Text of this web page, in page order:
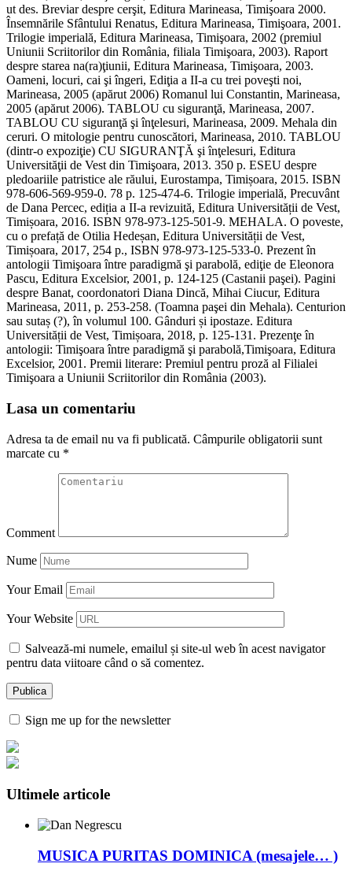
ut des. Breviar despre cerşit, Editura Marineasa, Timişoara 2000.
Însemnările Sfântului Renatus, Editura Marineasa, Timişoara, 2001.
Trilogie imperială, Editura Marineasa, Timişoara, 2002 (premiul
Uniunii Scriitorilor din România, filiala Timişoara, 2003). Raport
despre starea na(ra)ţiunii, Editura Marineasa, Timişoara, 2003.
Oameni, locuri, cai şi îngeri, Ediţia a II-a cu trei poveşti noi,
Marineasa, 2005 (apărut 2006) Romanul lui Constantin, Marineasa,
2005 (apărut 2006). TABLOU cu siguranţă, Marineasa, 2007.
TABLOU CU siguranţă şi înţelesuri, Marineasa, 2009. Mehala din
ceruri. O mitologie pentru cunoscători, Marineasa, 2010. TABLOU
(dintr-o expoziţie) CU SIGURANŢĂ şi înţelesuri, Editura
Universităţii de Vest din Timişoara, 2013. 350 p. ESEU despre
pledoariile patristice ale răului, Eurostampa, Timișoara, 2015. ISBN
978-606-569-959-0. 78 p. 125-474-6. Trilogie imperială, Precuvânt
de Dana Percec, ediția a II-a revizuită, Editura Universității de Vest,
Timișoara, 2016. ISBN 978-973-125-501-9. MEHALA. O poveste,
cu o prefață de Otilia Hedeșan, Editura Universității de Vest,
Timișoara, 2017, 254 p., ISBN 978-973-125-533-0. Prezent în
antologii Timişoara între paradigmă şi parabolă, ediţie de Eleonora
Pascu, Editura Excelsior, 2001, p. 124-125 (Castanii paşei). Pagini
despre Banat, coordonatori Diana Dincă, Mihai Ciucur, Editura
Marineasa, 2011, p. 253-258. (Toamna paşei din Mehala). Centurion
sau sutaș (?), în volumul 100. Gânduri și ipostaze. Editura
Universității de Vest, Timișoara, 2018, p. 125-131. Prezenţe în
antologii: Timişoara între paradigmă şi parabolă,Timişoara, Editura
Excelsior, 2001. Premii literare: Premiul pentru proză al Filialei
Timişoara a Uniunii Scriitorilor din România (2003).
Lasa un comentariu
Adresa ta de email nu va fi publicată. Câmpurile obligatorii sunt
marcate cu *
Comment
Nume
Your Email
Your Website
Salvează-mi numele, emailul și site-ul web în acest navigator
pentru data viitoare când o să comentez.
Sign me up for the newsletter
Ultimele articole
MUSICA PURITAS DOMINICA (mesajele… )